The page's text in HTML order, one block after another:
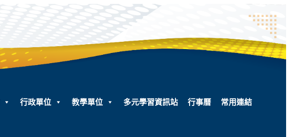
行政單位 教學單位 多元學習資訊站 行事曆 常用連結